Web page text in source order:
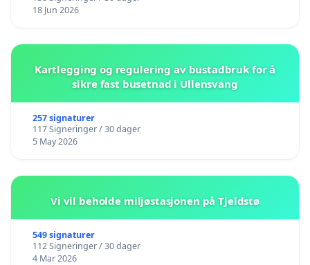
18 Jun 2026
Kartlegging og regulering av bustadbruk for å
sikre fast busetnad i Ullensvang
257 signaturer
117 Signeringer / 30 dager
5 May 2026
Vi vil beholde miljøstasjonen på Tjeldstø
549 signaturer
112 Signeringer / 30 dager
4 Mar 2026